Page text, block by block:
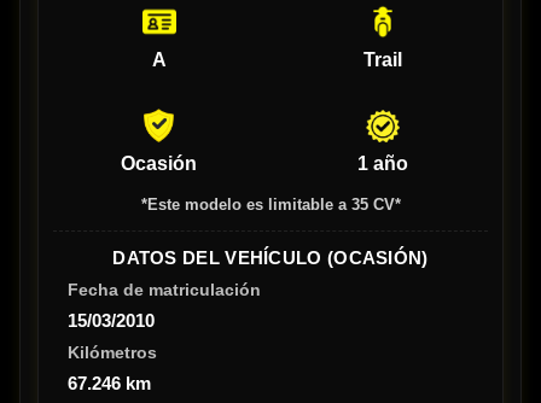
A Trail
Ocasión 1 año
*Este modelo es limitable a 35 CV*
DATOS DEL VEHÍCULO (OCASIÓN)
Fecha de matriculación
15/03/2010
Kilómetros
67.246 km